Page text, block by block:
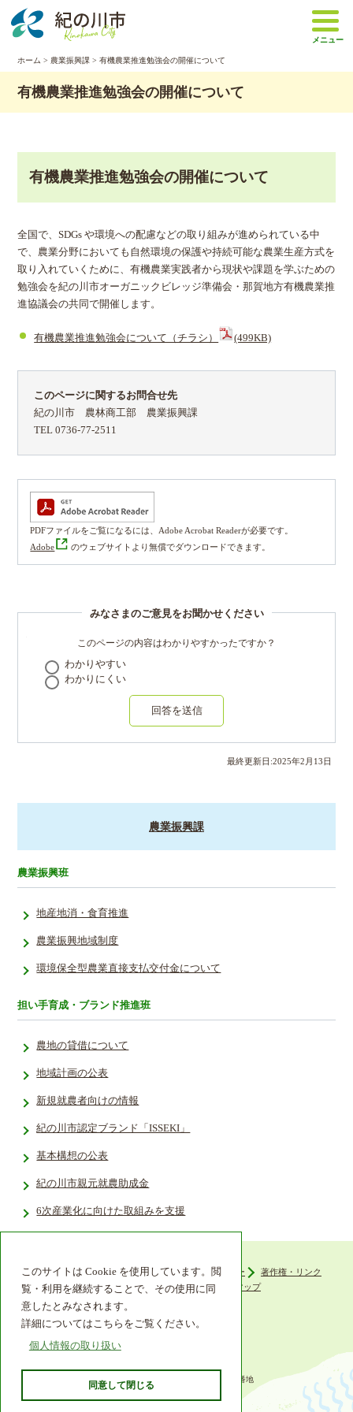
このサイトは Cookie を使用しています。閲
覧・利用を継続することで、その使用に同
意したとみなされます。
詳細についてはこちらをご覧ください。
個人情報の取り扱い
同意して閉じる
メニュー
ホーム > 農業振興課 > 有機農業推進勉強会の開催について
有機農業推進勉強会の開催について
有機農業推進勉強会の開催について
全国で、SDGs や環境への配慮などの取り組みが進められている中
で、農業分野においても自然環境の保護や持続可能な農業生産方式を
取り入れていくために、有機農業実践者から現状や課題を学ぶための
勉強会を紀の川市オーガニックビレッジ準備会・那賀地方有機農業推
進協議会の共同で開催します。
有機農業推進勉強会について（チラシ） (499KB)
このページに関するお問合せ先
紀の川市 農林商工部 農業振興課
TEL 0736-77-2511
PDFファイルをご覧になるには、Adobe Acrobat Readerが必要です。
Adobe
のウェブサイトより無償でダウンロードできます。
みなさまのご意見をお聞かせください
このページの内容はわかりやすかったですか？
わかりやすい
わかりにくい
回答を送信
最終更新日:2025年2 月 13日
農業振興課
農業振興班
地産地消・食育推進
農業振興地域制度
環境保全型農業直接支払交付金について
担い手育成・ブランド推進班
農地の貸借について
地域計画の公表
新規就農者向けの情報
紀の川市認定ブランド「ISSEKI」
基本構想の公表
紀の川市親元就農助成金
6次産業化に向けた取組みを支援
ウェブアクセシビリティ プライバシーポリシー
著作権・リンク
組織機構
リンク集 サイトマップ
〒649-6492 和歌山県紀の川市西大井338番地
TEL 0736-77-2511